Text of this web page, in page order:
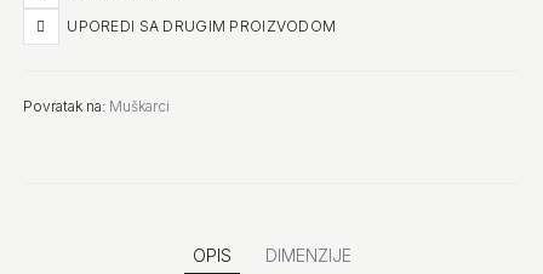
UPOREDI SA DRUGIM PROIZVODOM
Povratak na: Muškarci
OPIS DIMENZIJE